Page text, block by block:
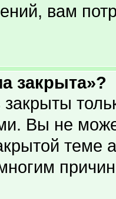
вам
закрыта»?
Вы не
теме